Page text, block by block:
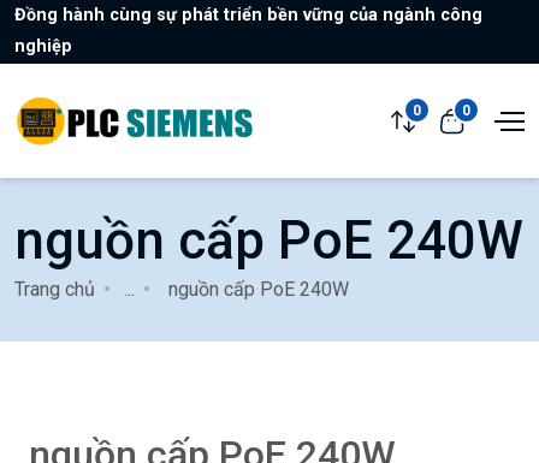
Đồng hành cùng sự phát triển bền vững của ngành công
nghiệp
0 0
nguồn cấp PoE 240W
Trang chủ nguồn cấp PoE 240W